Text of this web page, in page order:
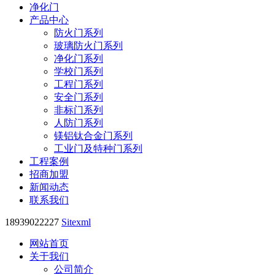
净化门
产品中心
防火门系列
玻璃防火门系列
净化门系列
学校门系列
工程门系列
安全门系列
非标门系列
人防门系列
镁铝钛合金门系列
工业门及特种门系列
工程案例
招商加盟
新闻动态
联系我们
18939022227 Sitexml
网站首页
关于我们
公司简介